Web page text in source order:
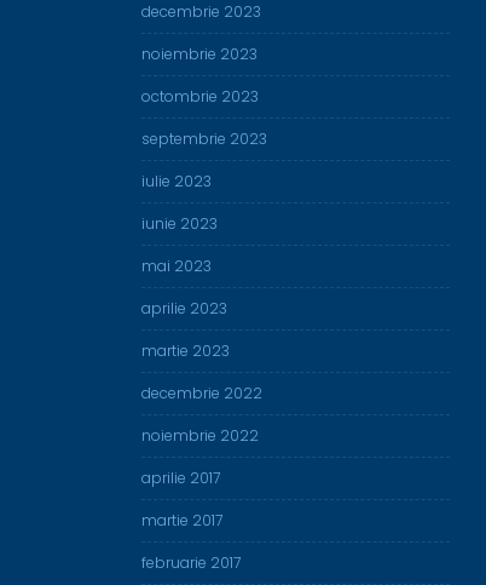
decembrie 2023
noiembrie 2023
octombrie 2023
septembrie 2023
iulie 2023
iunie 2023
mai 2023
aprilie 2023
martie 2023
decembrie 2022
noiembrie 2022
aprilie 2017
martie 2017
februarie 2017